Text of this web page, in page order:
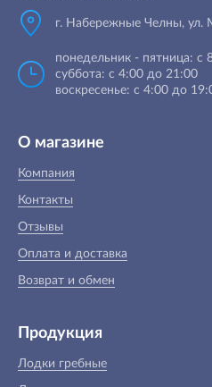
г. Набережные Челны, ул.
понедельник - пятница: с
суббота: с 4:00 до 21:00
воскресенье: с 4:00 до
О магазине
Компания
Контакты
Отзывы
Оплата и доставка
Возврат и обмен
Продукция
Лодки гребные